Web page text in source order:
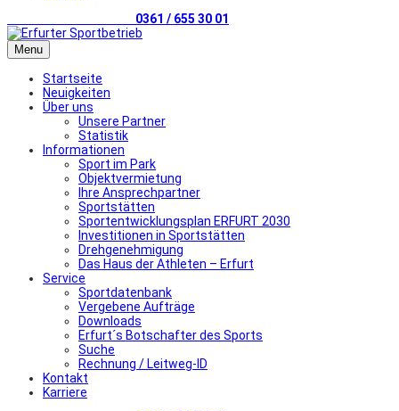
0361 / 655 30 01
Menu
Startseite
Neuigkeiten
Über uns
Unsere Partner
Statistik
Informationen
Sport im Park
Objektvermietung
Ihre Ansprechpartner
Sportstätten
Sportentwicklungsplan ERFURT 2030
Investitionen in Sportstätten
Drehgenehmigung
Das Haus der Athleten – Erfurt
Service
Sportdatenbank
Vergebene Aufträge
Downloads
Erfurt´s Botschafter des Sports
Suche
Rechnung / Leitweg-ID
Kontakt
Karriere